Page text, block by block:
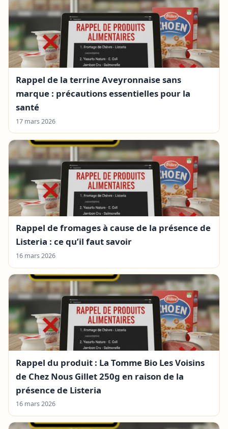
Rappel de la terrine Aveyronnaise sans
marque : précautions essentielles pour la
santé
17 mars 2026
Rappel de fromages à cause de la présence de
Listeria : ce qu’il faut savoir
16 mars 2026
Rappel du produit : La Tomme Bio Les Voisins
de Chez Nous Gillet 250g en raison de la
présence de Listeria
16 mars 2026